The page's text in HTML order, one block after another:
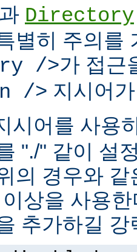
과 Directory
별히 주의를
/>가 접근
/> 지시어
시어를 사용
"./" 같이 설
의 경우와
상을 사용
추가하길 강